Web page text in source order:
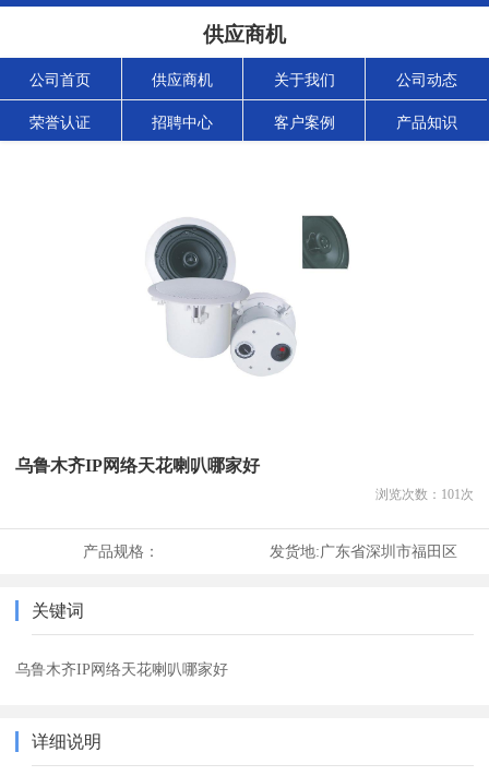
供应商机
公司首页 供应商机 关于我们 公司动态
荣誉认证 招聘中心 客户案例 产品知识
乌鲁木齐IP网络天花喇叭哪家好
浏览次数： 101次
产品规格： 发货地:广东省深圳市福田区
关键词
乌鲁木齐IP网络天花喇叭哪家好
详细说明